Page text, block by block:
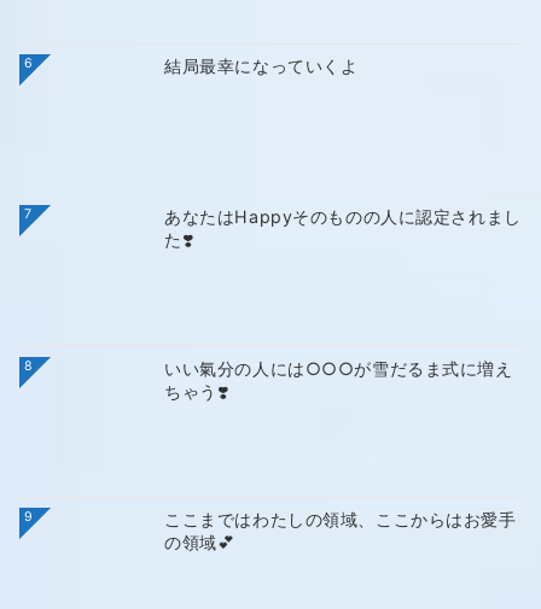
6 結局最幸になっていくよ
7
あなたはHappyそのものの人に認定されまし
た❣️
8
いい氣分の人には○○○が雪だるま式に増え
ちゃう❣️
9
ここまではわたしの領域、ここからはお愛手
の領域💕